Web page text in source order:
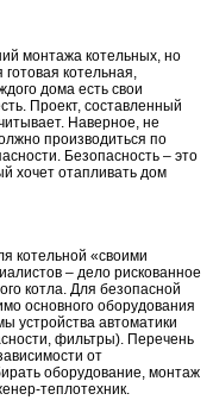
монтажа котельных, но
котельная,
дома есть свои
Проект, составленный
Наверное, не
производиться по
Безопасность – это
хочет отапливать дом
котельной «своими
– дело рискованное
котла. Для безопасной
основного оборудования
устройства автоматики
фильтры). Перечень
от
оборудование, монтаж
теплотехник.